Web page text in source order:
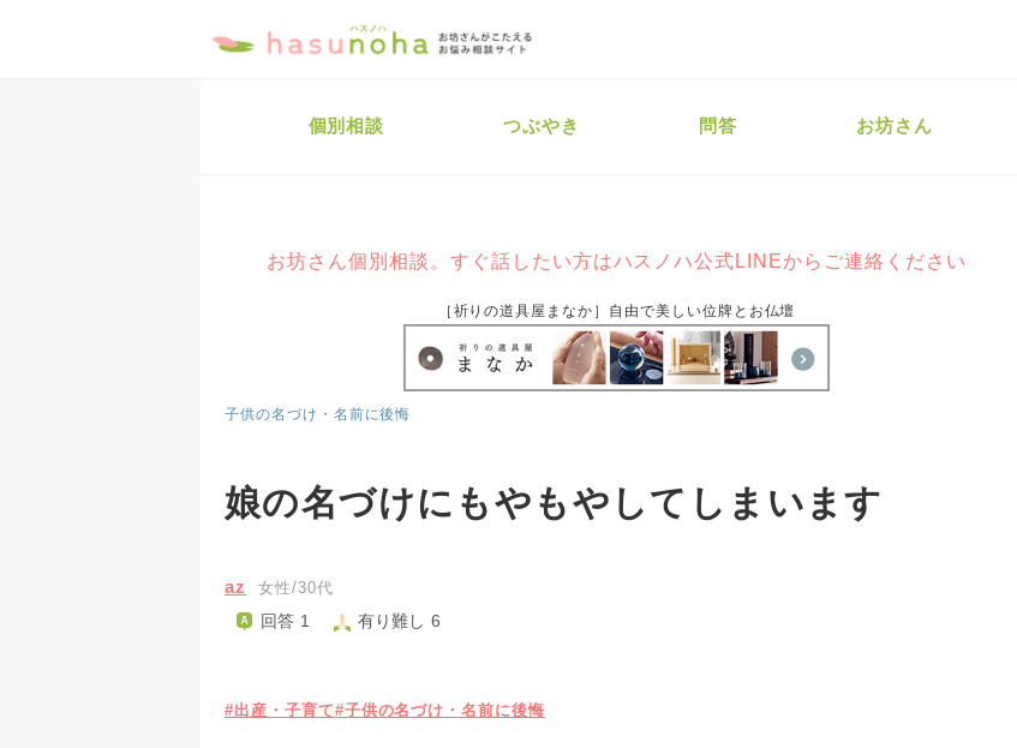
個別相談 つぶやき 問答 お坊さん
お坊さん個別相談。すぐ話したい方はハスノハ公式LINEからご連絡ください
［祈りの道具屋まなか］自由で美しい位牌とお仏壇
子供の名づけ・名前に後悔
娘の名づけにもやもやしてしまいます
az 女性/30代
回答 1 有り難し 6
#出産・子育て#子供の名づけ・名前に後悔